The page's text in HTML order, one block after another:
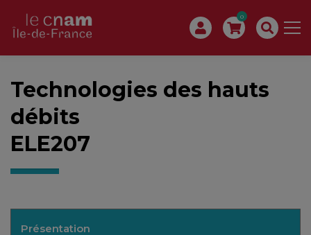
0
Technologies des hauts
débits
ELE207
Présentation